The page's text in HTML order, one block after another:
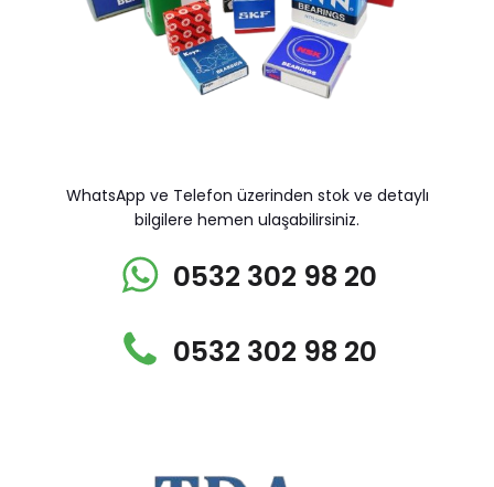
WhatsApp ve Telefon üzerinden stok ve detaylı
bilgilere hemen ulaşabilirsiniz.
0532 302 98 20
0532 302 98 20